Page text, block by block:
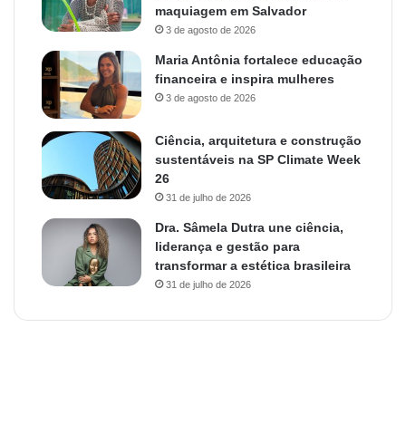
maquiagem em Salvador
3 de agosto de 2026
Maria Antônia fortalece educação
financeira e inspira mulheres
3 de agosto de 2026
Ciência, arquitetura e construção
sustentáveis na SP Climate Week
26
31 de julho de 2026
Dra. Sâmela Dutra une ciência,
liderança e gestão para
transformar a estética brasileira
31 de julho de 2026